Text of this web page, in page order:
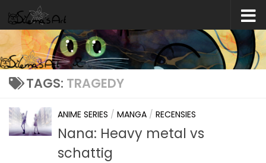
Skip to content
TAGS: TRAGEDY
ANIME SERIES / MANGA / RECENSIES
Nana: Heavy metal vs
schattig